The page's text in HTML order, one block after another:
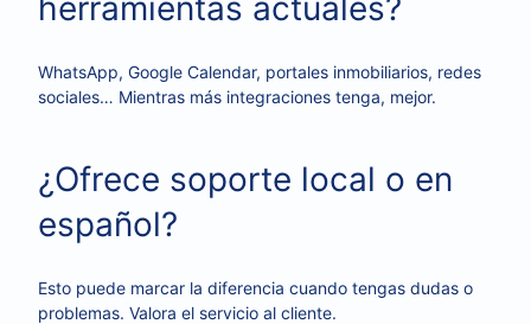
herramientas actuales?
WhatsApp, Google Calendar, portales inmobiliarios, redes
sociales… Mientras más integraciones tenga, mejor.
¿Ofrece soporte local o en
español?
Esto puede marcar la diferencia cuando tengas dudas o
problemas. Valora el servicio al cliente.